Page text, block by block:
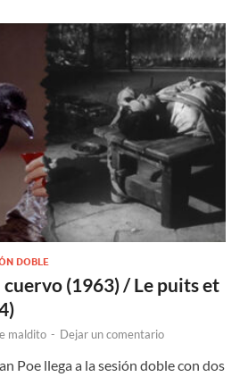
DOBLE
cuervo (1963) / Le puits et
maldito - Dejar un comentario
Poe llega a la sesión doble con dos